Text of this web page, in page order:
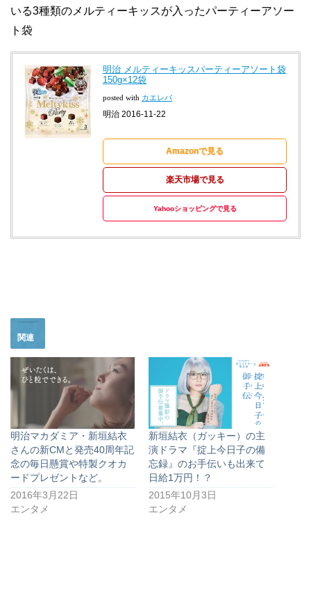
いる3種類のメルティーキッスが入ったパーティーアソー
ト袋
明治 メルティーキッスパーティーアソート袋
150g×12袋
posted with カエレバ
明治 2016-11-22
Amazonで見る
楽天市場で見る
Yahooショッピングで見る
関連
明治マカダミア・新垣結衣
さんの新CMと発売40周年記
念の毎日懸賞や特製クオカ
ードプレゼントなど。
2016年3月22日
エンタメ
新垣結衣（ガッキー）の主
演ドラマ『掟上今日子の備
忘録』のお手伝いも出来て
日給1万円！？
2015年10月3日
エンタメ